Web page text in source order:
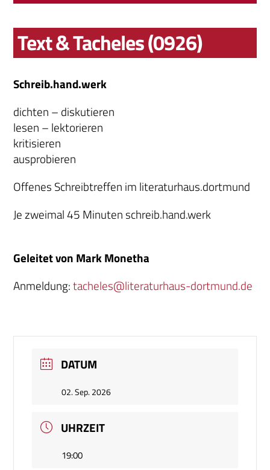
Text & Tacheles (0926)
Schreib.hand.werk
dichten – diskutieren
lesen – lektorieren
kritisieren
ausprobieren
Offenes Schreibtreffen im literaturhaus.dortmund
Je zweimal 45 Minuten schreib.hand.werk
Geleitet von Mark Monetha
Anmeldung:tacheles@literaturhaus-dortmund.de
DATUM
02. Sep. 2026
UHRZEIT
19:00